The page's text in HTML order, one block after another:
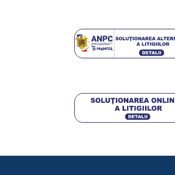
DETALII
48,25 lei
DETALII